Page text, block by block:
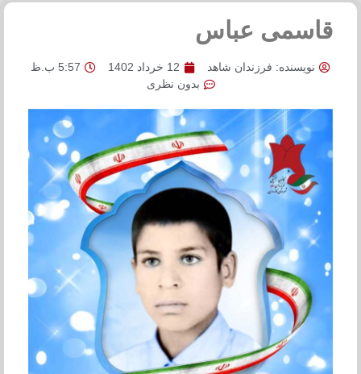
قاسمی عباس
نویسنده: فرزندان شاهد 12 خرداد 1402
5:57 ب.ظ
بدون نظری